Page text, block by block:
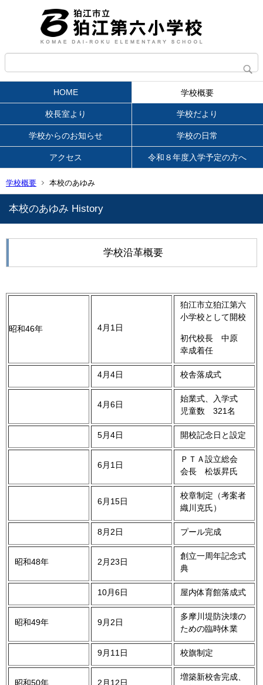
HOME 学校概要
校長室より 学校だより
学校からのお知らせ 学校の日常
アクセス 令和８年度入学予定の方へ
学校概要 本校のあゆみ
本校のあゆみ History
学校沿革概要
昭和46年 4月1日
狛江市立狛江第六
小学校として開校
初代校長 中原
幸成着任
4月4日 校舎落成式
4月6日
始業式、入学式
児童数 321名
5月4日 開校記念日と設定
6月1日
ＰＴＡ設立総会
会長 松坂昇氏
6月15日
校章制定（考案者
織川克氏）
8月2日 プール完成
昭和48年 2月23日
創立一周年記念式
典
10月6日 屋内体育館落成式
昭和49年 9月2日
多摩川堤防決壊の
ための臨時休業
9月11日 校旗制定
昭和50年 2月12日
増築新校舎完成、